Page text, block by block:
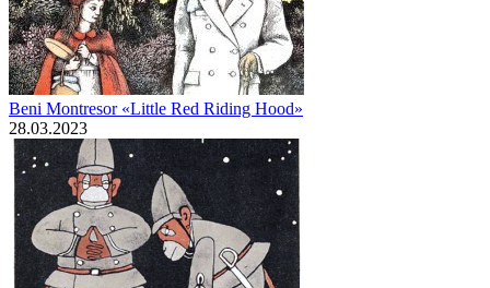
Beni Montresor «Little Red Riding Hood»
28.03.2023